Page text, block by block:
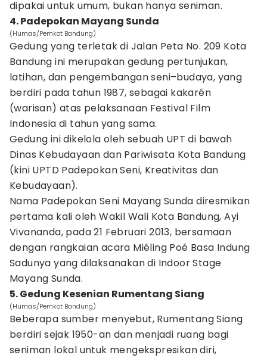
dipakai untuk umum, bukan hanya seniman.
4. Padepokan Mayang Sunda
(Humas/Pemkot Bandung)
Gedung yang terletak di Jalan Peta No. 209 Kota
Bandung ini merupakan gedung pertunjukan,
latihan, dan pengembangan seni–budaya, yang
berdiri pada tahun 1987, sebagai kakarén
(warisan) atas pelaksanaan Festival Film
Indonesia di tahun yang sama.
Gedung ini dikelola oleh sebuah UPT di bawah
Dinas Kebudayaan dan Pariwisata Kota Bandung
(kini UPTD Padepokan Seni, Kreativitas dan
Kebudayaan).
Nama Padepokan Seni Mayang Sunda diresmikan
pertama kali oleh Wakil Wali Kota Bandung, Ayi
Vivananda, pada 21 Februari 2013, bersamaan
dengan rangkaian acara Miéling Poé Basa Indung
Sadunya yang dilaksanakan di Indoor Stage
Mayang Sunda.
5. Gedung Kesenian Rumentang Siang
(Humas/Pemkot Bandung)
Beberapa sumber menyebut, Rumentang Siang
berdiri sejak 1950-an dan menjadi ruang bagi
seniman lokal untuk mengekspresikan diri,